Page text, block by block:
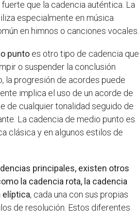
que la cadencia auténtica. La
especialmente en música
en himnos o canciones vocales.
punto es otro tipo de cadencia que
o suspender la conclusión
la progresión de acordes puede
implica el uso de un acorde de
de cualquier tonalidad seguido de
La cadencia de medio punto es
clásica y en algunos estilos de
principales, existen otros
la cadencia rota, la cadencia
elíptica, cada una con sus propias
de resolución. Estos diferentes